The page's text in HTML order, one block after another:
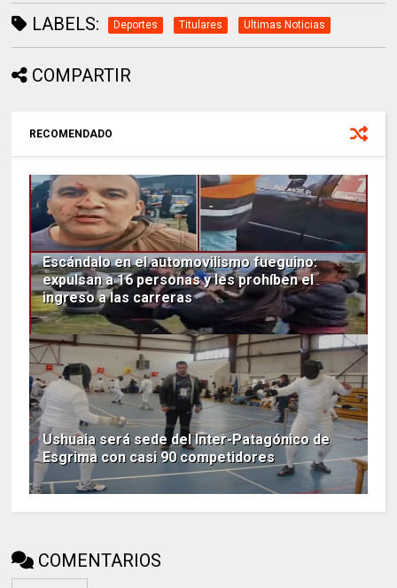
LABELS: Deportes Titulares Ultimas Noticias
COMPARTIR
RECOMENDADO
Escándalo en el automovilismo fueguino:
expulsan a 16 personas y les prohíben el
ingreso a las carreras
Ushuaia será sede del Inter-Patagónico de
Esgrima con casi 90 competidores
COMENTARIOS